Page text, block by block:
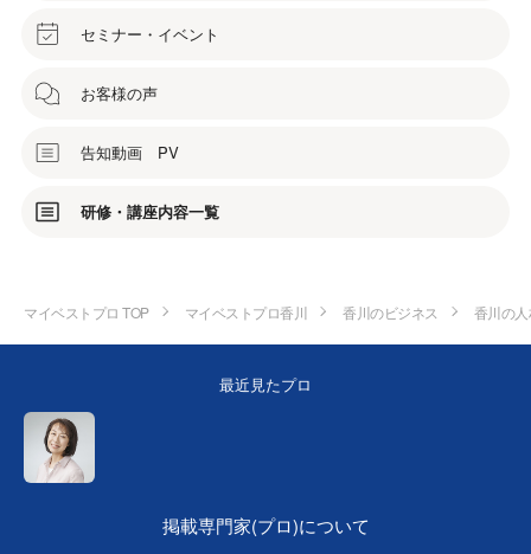
セミナー・イベント
お客様の声
告知動画 PV
研修・講座内容一覧
マイベストプロ TOP マイベストプロ香川 香川のビジネス 香川の
最近見たプロ
掲載専門家(プロ)について